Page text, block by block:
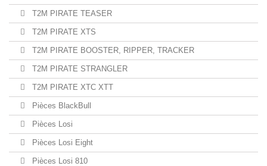
T2M PIRATE TEASER
T2M PIRATE XTS
T2M PIRATE BOOSTER, RIPPER, TRACKER
T2M PIRATE STRANGLER
T2M PIRATE XTC XTT
Pièces BlackBull
Pièces Losi
Pièces Losi Eight
Pièces Losi 810